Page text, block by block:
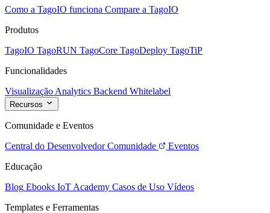
Como a TagoIO funciona Compare a TagoIO
Produtos
TagoIO TagoRUN TagoCore TagoDeploy TagoTiP
Funcionalidades
Visualização Analytics Backend Whitelabel
Recursos
Comunidade e Eventos
Central do Desenvolvedor Comunidade
Eventos
Educação
Blog Ebooks IoT Academy Casos de Uso Vídeos
Templates e Ferramentas